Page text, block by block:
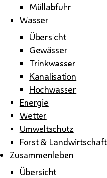
Müllabfuhr
Wasser
Übersicht
Gewässer
Trinkwasser
Kanalisation
Hochwasser
Energie
Wetter
Umweltschutz
Forst & Landwirtschaft
Zusammenleben
Übersicht